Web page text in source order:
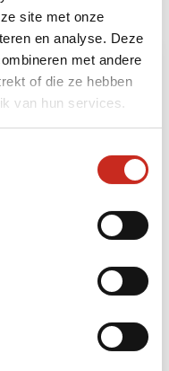
site met onze
en analyse. Deze
met andere
of die ze hebben
van hun services.
met de
Vietnam